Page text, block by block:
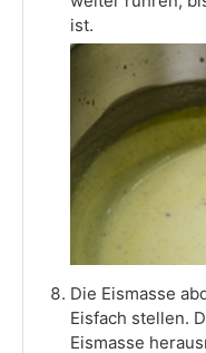
ist.
Die Eismasse
Eisfach stellen.
Eismasse